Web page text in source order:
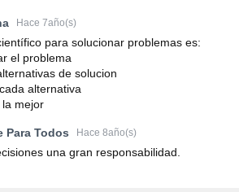
Hace 7año(s)
para solucionar problemas es:
el problema
de solucion
alternativa
mejor
Para Todos Hace 8año(s)
una gran responsabilidad.